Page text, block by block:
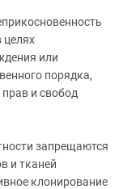
целях
или
порядка,
и свобод
запрещаются
и тканей
клонирование